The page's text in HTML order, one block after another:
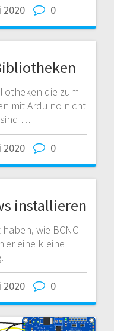
2020 0
die zum
mit Arduino nicht
sind …
2020 0
installieren
wie BCNC
eine kleine
2020 0